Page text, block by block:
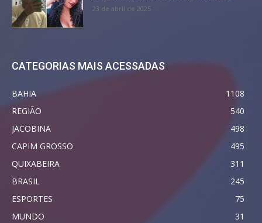
23 de abril de 2025
CATEGORIAS MAIS ACESSADAS
BAHIA
1108
REGIÃO
540
JACOBINA
498
CAPIM GROSSO
495
QUIXABEIRA
311
BRASIL
245
ESPORTES
75
MUNDO
31